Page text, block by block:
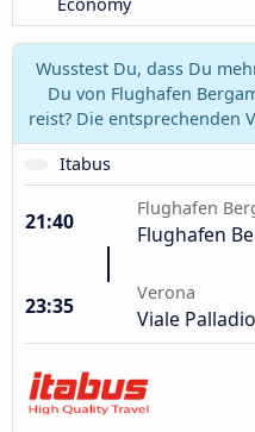
Wusstest Du, dass Du
Du von Flughafen
reist? Die entsprechenden
Itabus
21:40
Flughafen
Flughafen
23:35
Verona
Viale